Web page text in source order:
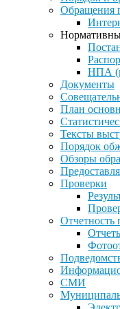
Обращения
НПА
Документы
План
Тексты
Порядок
Обзоры
Проверки
Отчетность
СМИ